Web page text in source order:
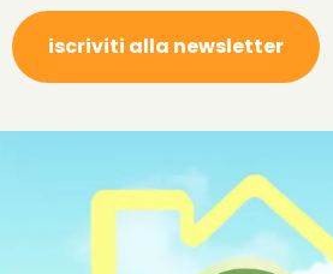
iscriviti alla newsletter